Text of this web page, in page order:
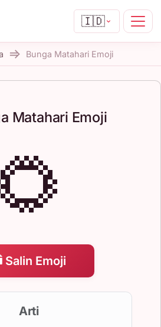
🇮🇩
Bunga Matahari Emoji
Matahari Emoji
Salin Emoji
Arti